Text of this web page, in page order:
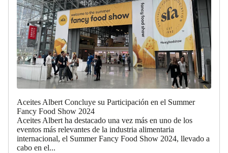
Aceites Albert Concluye su Participación en el Summer
Fancy Food Show 2024
Aceites Albert ha destacado una vez más en uno de los
eventos más relevantes de la industria alimentaria
internacional, el Summer Fancy Food Show 2024, llevado a
cabo en el...